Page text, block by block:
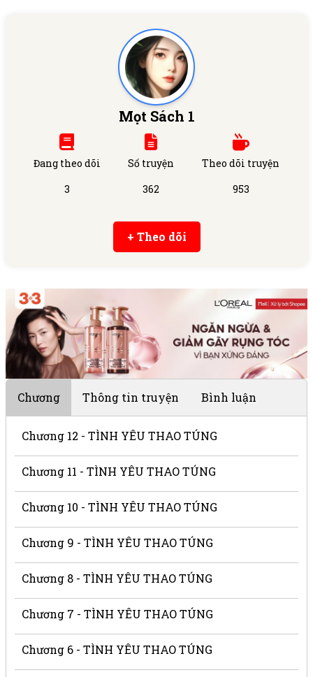
Mọt Sách 1
Đang theo dõi
3
Số truyện
362
Theo dõi truyện
953
+ Theo dõi
Chương Thông tin truyện Bình luận
Chương 12 - TÌNH YÊU THAO TÚNG
Chương 11 - TÌNH YÊU THAO TÚNG
Chương 10 - TÌNH YÊU THAO TÚNG
Chương 9 - TÌNH YÊU THAO TÚNG
Chương 8 - TÌNH YÊU THAO TÚNG
Chương 7 - TÌNH YÊU THAO TÚNG
Chương 6 - TÌNH YÊU THAO TÚNG